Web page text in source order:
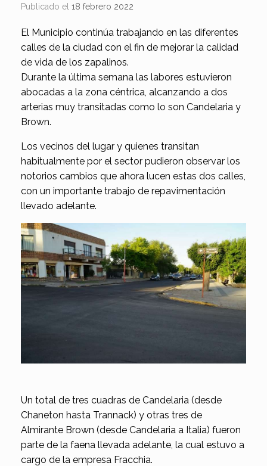
Publicado el 18 febrero 2022
El Municipio continúa trabajando en las diferentes
calles de la ciudad con el fin de mejorar la calidad
de vida de los zapalinos.
Durante la última semana las labores estuvieron
abocadas a la zona céntrica, alcanzando a dos
arterias muy transitadas como lo son Candelaria y
Brown.
Los vecinos del lugar y quienes transitan
habitualmente por el sector pudieron observar los
notorios cambios que ahora lucen estas dos calles,
con un importante trabajo de repavimentación
llevado adelante.
Un total de tres cuadras de Candelaria (desde
Chaneton hasta Trannack) y otras tres de
Almirante Brown (desde Candelaria a Italia) fueron
parte de la faena llevada adelante, la cual estuvo a
cargo de la empresa Fracchia.